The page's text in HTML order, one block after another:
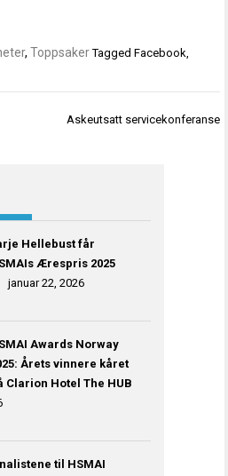
,Toppsaker TaggedFacebook,
Askeutsatt servicekonferanse
Hellebust får
Ærespris 2025
januar 22, 2026
Awards Norway
Årets vinnere kåret
Clarion Hotel The HUB
til HSMAI